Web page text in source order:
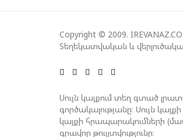
Copyright © 2009.
Տեղեկատվական և
Սույն կայքում տեղ գտած
գործակալությանը։ Սույն
կայքի հրապարակումների
գրավոր թույլտվությունը։